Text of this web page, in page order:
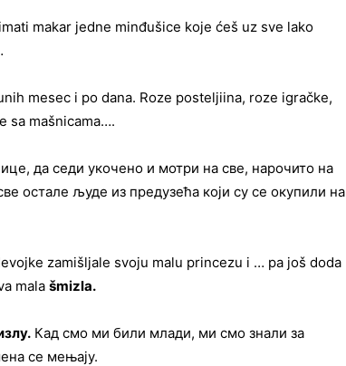
makar jedne minđušice koje ćeš uz sve lako
mesec i po dana. Roze posteljiina, roze igračke,
sa mašnicama….
да седи укочено и мотри на све, нарочито на
остале људе из предузећа који су се окупили на
zamišljale svoju malu princezu i … pa još doda
mala šmizla.
Кад смо ми били млади, ми смо знали за
се мењају.